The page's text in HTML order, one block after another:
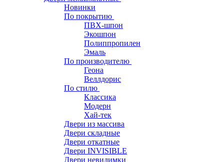
Новинки
По покрытию
ПВХ-шпон
Экошпон
Полиппропилен
Эмаль
По производителю
Геона
Веллдорис
По стилю
Классика
Модерн
Хай-тек
Двери из массива
Двери складные
Двери откатные
Двери INVISIBLE
Двери невидимки